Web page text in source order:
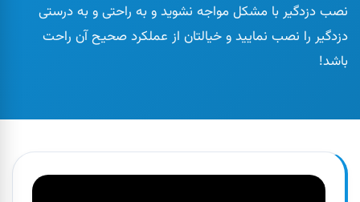
نصب دزدگیر با مشکل مواجه نشوید و به راحتی و به درستی
دزدگیر را نصب نمایید و خیالتان از عملکرد صحیح آن راحت
باشد!